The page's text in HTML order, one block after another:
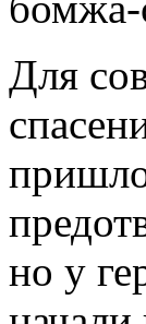
Для
но у